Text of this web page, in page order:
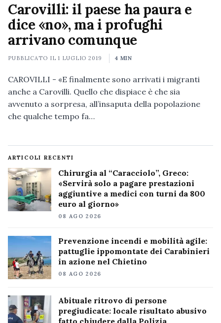
Carovilli: il paese ha paura e
dice «no», ma i profughi
arrivano comunque
PUBBLICATO IL1 LUGLIO 2019 4 MIN
CAROVILLI - «E finalmente sono arrivati i migranti
anche a Carovilli. Quello che dispiace è che sia
avvenuto a sorpresa, all’insaputa della popolazione
che qualche tempo fa…
ARTICOLI RECENTI
Chirurgia al “Caracciolo”, Greco:
«Servirà solo a pagare prestazioni
aggiuntive a medici con turni da 800
euro al giorno»
08 AGO 2026
Prevenzione incendi e mobilità agile:
pattuglie ippomontate dei Carabinieri
in azione nel Chietino
08 AGO 2026
Abituale ritrovo di persone
pregiudicate: locale risultato abusivo
fatto chiudere dalla Polizia